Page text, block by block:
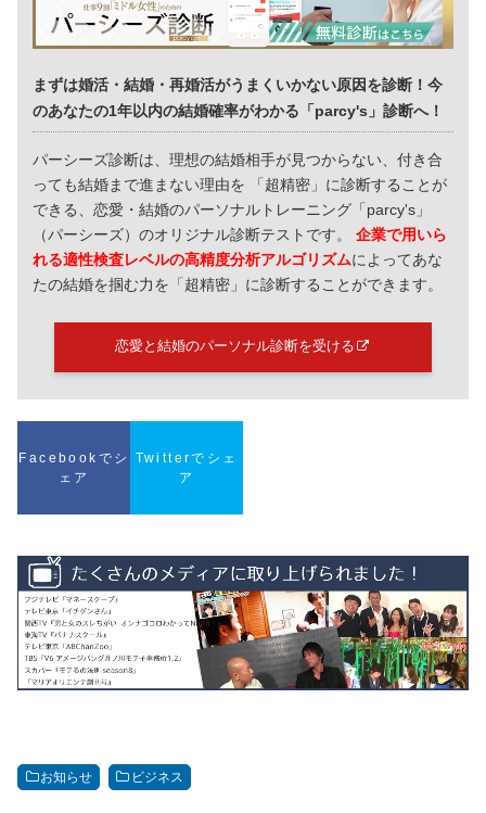
まずは婚活・結婚・再婚活がうまくいかない原因を診断！今
のあなたの1年以内の結婚確率がわかる「parcy's」診断へ！
パーシーズ診断は、理想の結婚相手が見つからない、付き合
っても結婚まで進まない理由を 「超精密」に診断することが
できる、恋愛・結婚のパーソナルトレーニング「parcy's」
（パーシーズ）のオリジナル診断テストです。企業で用いら
れる適性検査レベルの高精度分析アルゴリズムによってあな
たの結婚を掴む力を「超精密」に診断することができます。
恋愛と結婚のパーソナル診断を受ける
Facebookでシ
ェア
Twitterでシェ
ア
お知らせ ビジネス